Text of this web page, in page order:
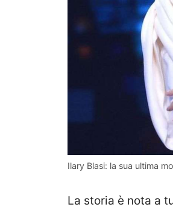
Ilary Blasi: la sua ultima
La storia è nota a